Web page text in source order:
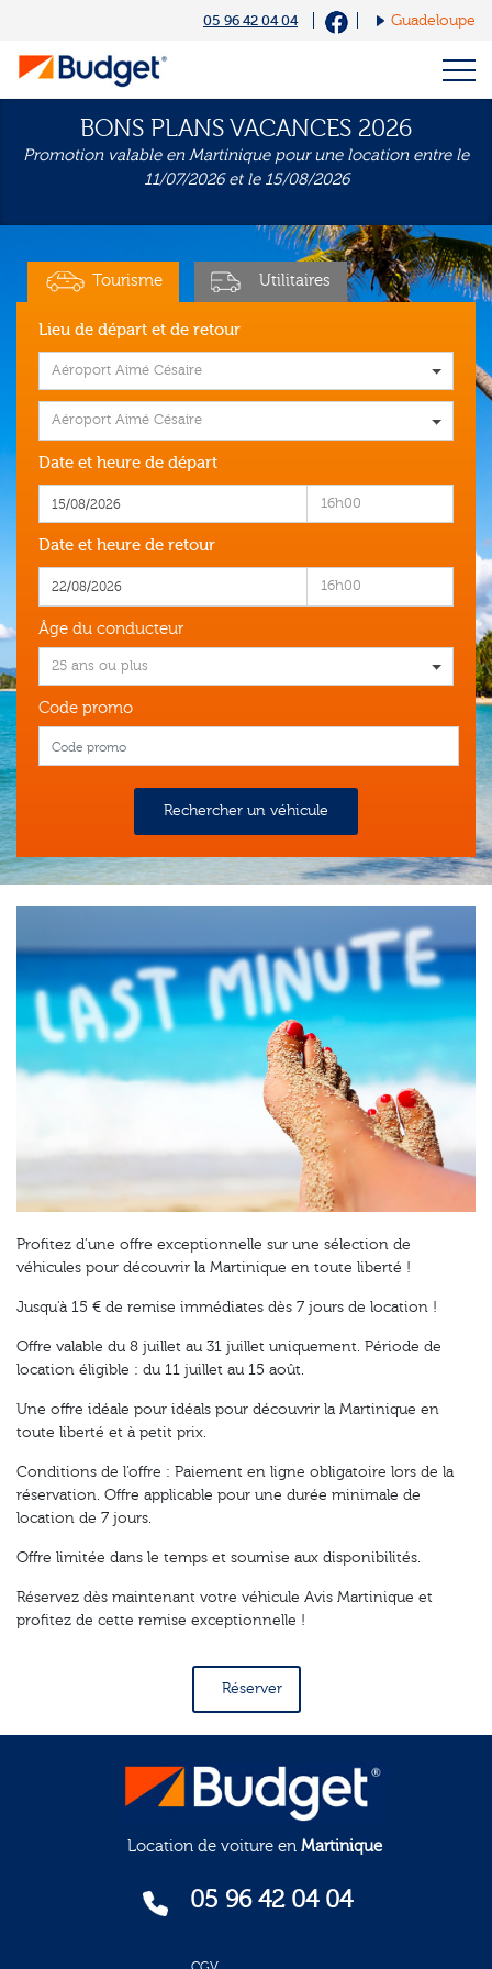
05 96 42 04 04 Guadeloupe
BONS PLANS VACANCES 2026
Promotion valable en Martinique pour une location entre le
11/07/2026 et le 15/08/2026
Tourisme Utilitaires
Lieu de départ et de retour
Aéroport Aimé Césaire
Aéroport Aimé Césaire
Date et heure de départ
16h00
Date et heure de retour
16h00
Âge du conducteur
25 ans ou plus
Code promo
Rechercher un véhicule
Profitez d’une offre exceptionnelle sur une sélection de
véhicules pour découvrir la Martinique en toute liberté !
Jusqu'à 15 € de remise immédiates dès 7 jours de location !
Offre valable du 8 juillet au 31 juillet uniquement. Période de
location éligible : du 11 juillet au 15 août.
Une offre idéale pour idéals pour découvrir la Martinique en
toute liberté et à petit prix.
Conditions de l’offre : Paiement en ligne obligatoire lors de la
réservation. Offre applicable pour une durée minimale de
location de 7 jours.
Offre limitée dans le temps et soumise aux disponibilités.
Réservez dès maintenant votre véhicule Avis Martinique et
profitez de cette remise exceptionnelle !
Réserver
Location de voiture en Martinique
05 96 42 04 04